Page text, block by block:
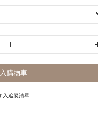
購物車
入追蹤清單